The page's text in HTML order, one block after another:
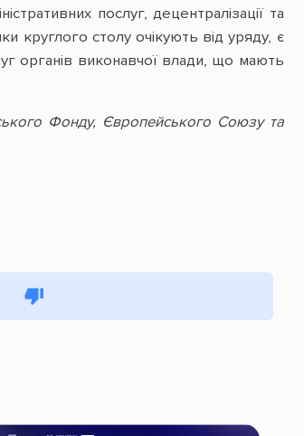
послуг, децентралізації та
круглого столу очікують від уряду, є
органів виконавчої влади, що мають
Фонду, Європейського Союзу та